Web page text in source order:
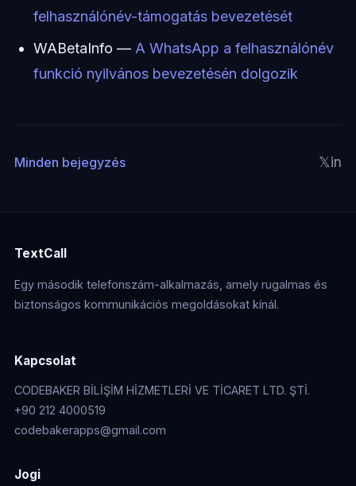
felhasználónév-támogatás bevezetését
WABetaInfo — A WhatsApp a felhasználónév
funkció nyilvános bevezetésén dolgozik
Minden bejegyzés 𝕏in
TextCall
Egy második telefonszám-alkalmazás, amely rugalmas és
biztonságos kommunikációs megoldásokat kínál.
Kapcsolat
CODEBAKER BİLİŞİM HİZMETLERİ VE TİCARET LTD. ŞTİ.
+90 212 4000519
codebakerapps@gmail.com
Jogi